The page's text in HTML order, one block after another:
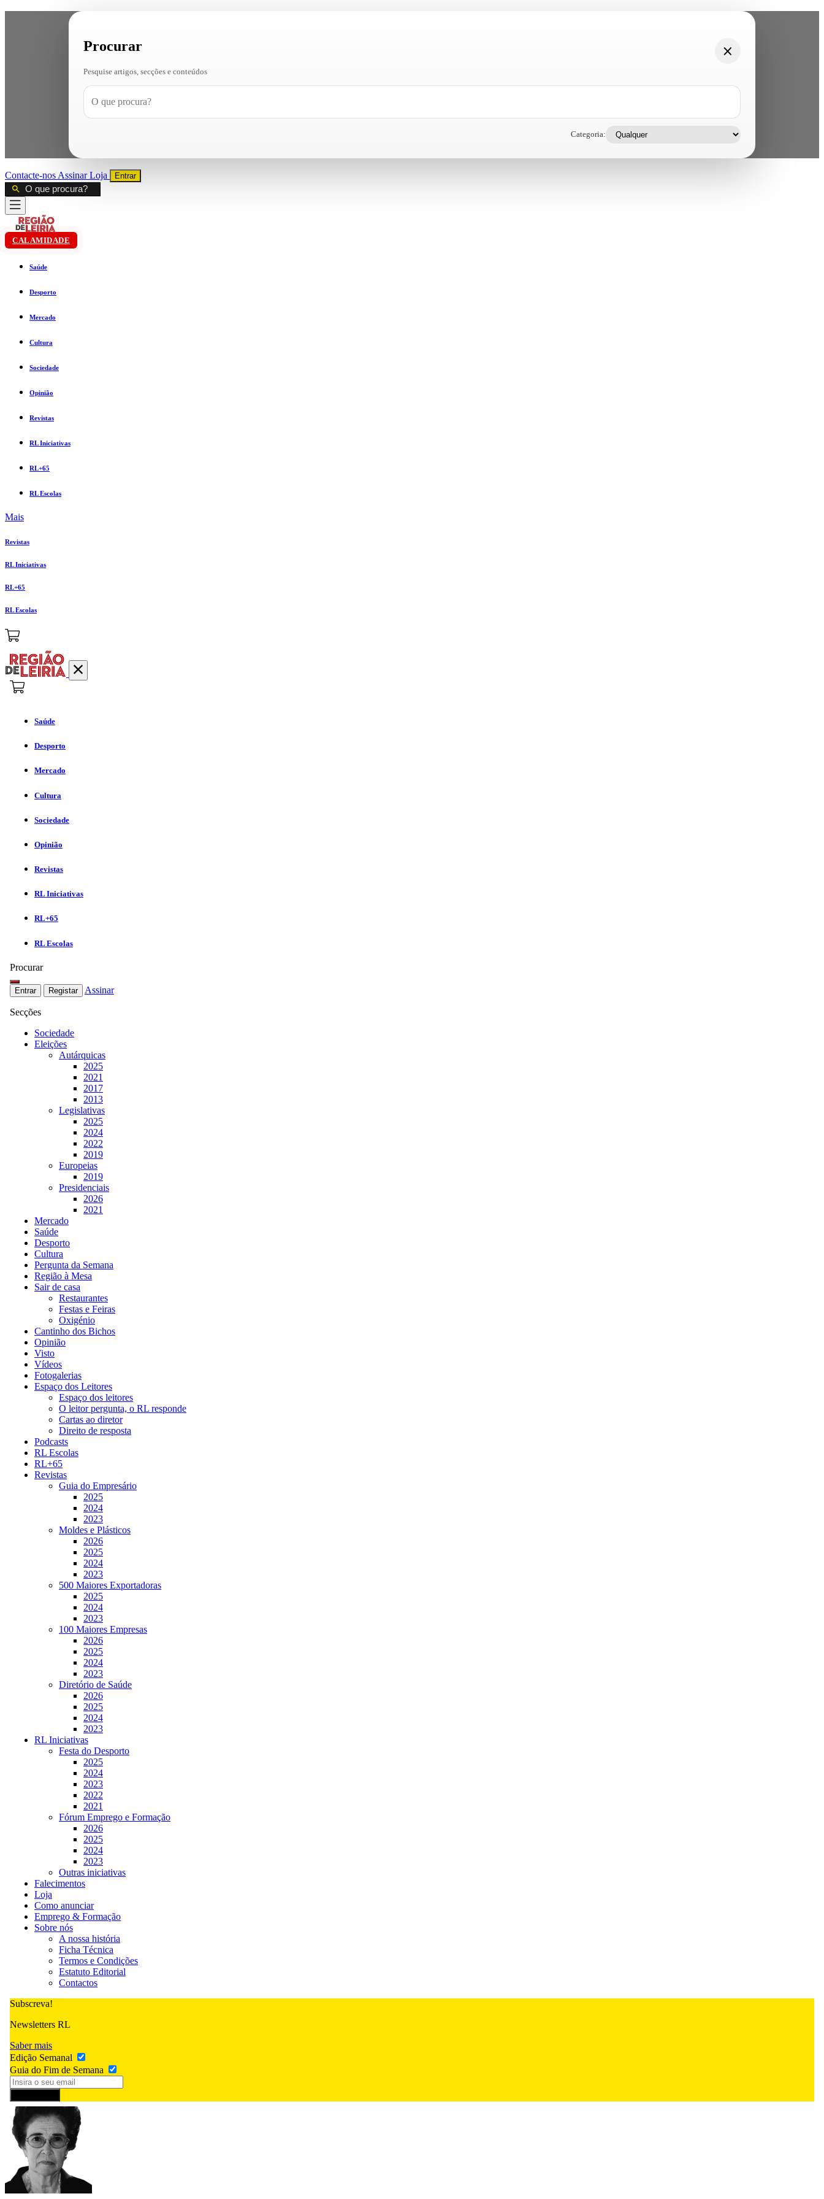
Procurar
Pesquise artigos, secções e conteúdos
Categoria:
Contacte-nos AssinarLoja Entrar
CALAMIDADE
Saúde
Desporto
Mercado
Cultura
Sociedade
Opinião
Revistas
RL Iniciativas
RL+65
RL Escolas
Mais
Revistas
RL Iniciativas
RL+65
RL Escolas
Saúde
Desporto
Mercado
Cultura
Sociedade
Opinião
Revistas
RL Iniciativas
RL+65
RL Escolas
Procurar
Entrar Registar Assinar
Secções
Sociedade
Eleições
Autárquicas
2025
2021
2017
2013
Legislativas
2025
2024
2022
2019
Europeias
2019
Presidenciais
2026
2021
Mercado
Saúde
Desporto
Cultura
Pergunta da Semana
Região à Mesa
Sair de casa
Restaurantes
Festas e Feiras
Oxigénio
Cantinho dos Bichos
Opinião
Visto
Vídeos
Fotogalerias
Espaço dos Leitores
Espaço dos leitores
O leitor pergunta, o RL responde
Cartas ao diretor
Direito de resposta
Podcasts
RL Escolas
RL+65
Revistas
Guia do Empresário
2025
2024
2023
Moldes e Plásticos
2026
2025
2024
2023
500 Maiores Exportadoras
2025
2024
2023
100 Maiores Empresas
2026
2025
2024
2023
Diretório de Saúde
2026
2025
2024
2023
RL Iniciativas
Festa do Desporto
2025
2024
2023
2022
2021
Fórum Emprego e Formação
2026
2025
2024
2023
Outras iniciativas
Falecimentos
Loja
Como anunciar
Emprego & Formação
Sobre nós
A nossa história
Ficha Técnica
Termos e Condições
Estatuto Editorial
Contactos
Subscreva!
Newsletters RL
Saber mais
Edição Semanal
Guia do Fim de Semana